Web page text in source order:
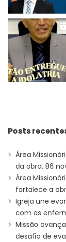
Posts
Área
da obra, 86
Área
fortalece a
Igreja une
com os
Missão
desafio de